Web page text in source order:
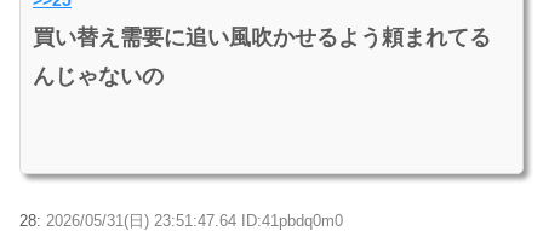
買い替え需要に追い風吹かせるよう頼まれてる
んじゃないの
28: 2026/05/31(日) 23:51:47.64 ID:41pbdq0m0